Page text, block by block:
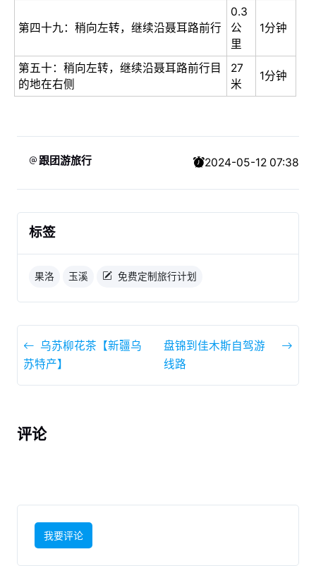
第四十九：稍向左转，继续沿聂耳路前行
0.3
公
里
1分钟
第五十：稍向左转，继续沿聂耳路前行目
的地在右侧
27
米
1分钟
跟团游旅行 2024-05-12 07:38
标签
果洛 玉溪 免费定制旅行计划
乌苏柳花茶【新疆乌
苏特产】
盘锦到佳木斯自驾游
线路
评论
我要评论